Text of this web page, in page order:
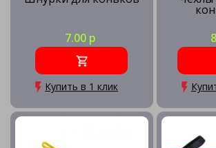
7.00 р
Купить в 1 клик